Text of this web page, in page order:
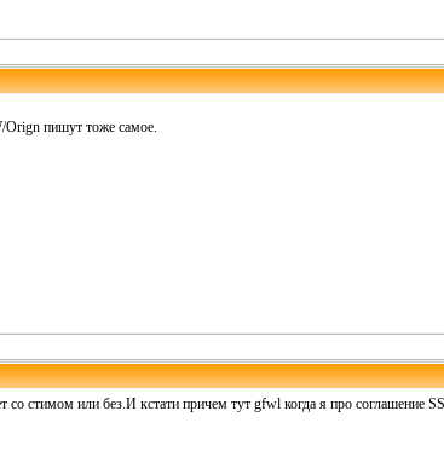
Orign пишут тоже самое.
со стимом или без.И кстати причем тут gfwl когда я про соглашение